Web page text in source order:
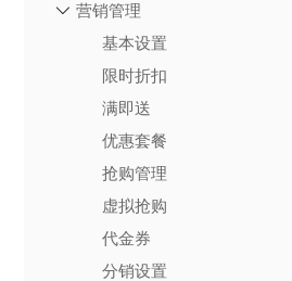
营销管理
基本设置
限时折扣
满即送
优惠套餐
抢购管理
虚拟抢购
代金券
分销设置